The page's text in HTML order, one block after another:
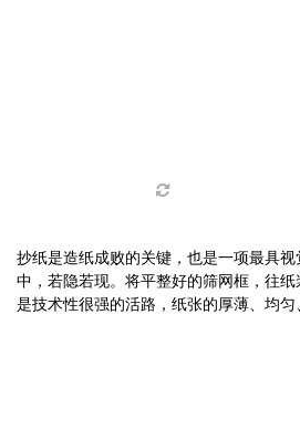
抄纸是造纸成败的关键，也是一项最具
中，若隐若现。将平整好的筛网框，往
是技术性很强的活路，纸张的厚薄、均匀